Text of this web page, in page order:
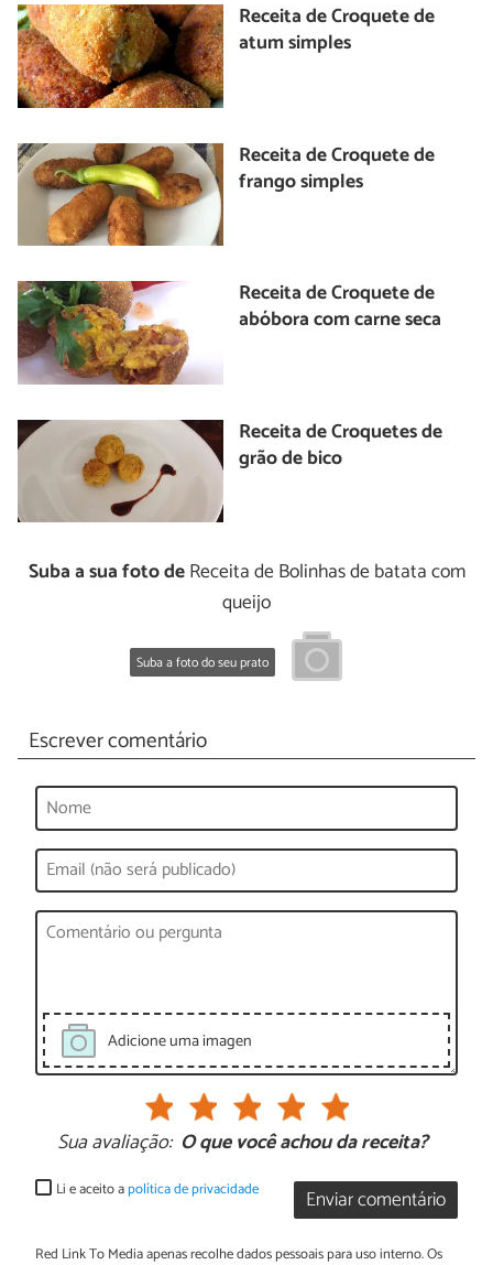
Receita de Croquete de
atum simples
Receita de Croquete de
frango simples
Receita de Croquete de
abóbora com carne seca
Receita de Croquetes de
grão de bico
Suba a sua foto deReceita de Bolinhas de batata com
queijo
Suba a foto do seu prato
Escrever comentário
Adicione uma imagen
Sua avaliação: O que você achou da receita?
Enviar comentário
Li e aceito apolítica de privacidade
Red Link To Media apenas recolhe dados pessoais para uso interno. Os